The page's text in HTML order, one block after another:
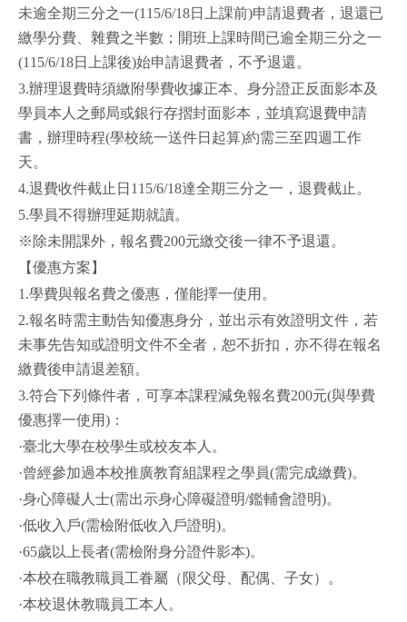
未逾全期三分之一(115/6/18日上課前)申請退費者，退還已
繳學分費、雜費之半數；開班上課時間已逾全期三分之一
(115/6/18日上課後)始申請退費者，不予退還。
3.辦理退費時須繳附學費收據正本、身分證正反面影本及
學員本人之郵局或銀行存摺封面影本，並填寫退費申請
書，辦理時程(學校統一送件日起算)約需三至四週工作
天。
4.退費收件截止日115/6/18達全期三分之一，退費截止。
5.學員不得辦理延期就讀。
※除未開課外，報名費200元繳交後一律不予退還。
【優惠方案】
1.學費與報名費之優惠，僅能擇一使用。
2.報名時需主動告知優惠身分，並出示有效證明文件，若
未事先告知或證明文件不全者，恕不折扣，亦不得在報名
繳費後申請退差額。
3.符合下列條件者，可享本課程減免報名費200元(與學費
優惠擇一使用)：
·臺北大學在校學生或校友本人。
·曾經參加過本校推廣教育組課程之學員(需完成繳費)。
·身心障礙人士(需出示身心障礙證明/鑑輔會證明)。
·低收入戶(需檢附低收入戶證明)。
·65歲以上長者(需檢附身分證件影本)。
·本校在職教職員工眷屬（限父母、配偶、子女）。
·本校退休教職員工本人。